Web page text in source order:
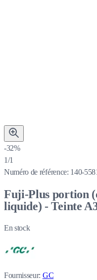
-32%
1/1
Numéro de référence: 140-
Fuji-Plus portion
liquide) - Teinte
En stock
Fournisseur: GC